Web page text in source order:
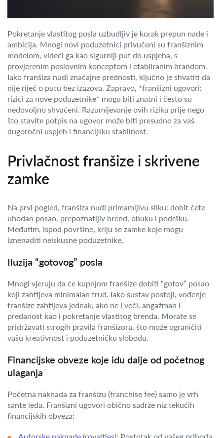
Pokretanje vlastitog posla uzbudljiv je korak prepun nade i
ambicija. Mnogi novi poduzetnici privučeni su franšiznim
modelom, videći ga kao sigurniji put do uspjeha, s
provjerenim poslovnim konceptom i etabliranim brandom.
Iako franšiza nudi značajne prednosti, ključno je shvatiti da
nije riječ o putu bez izazova. Zapravo, *franšizni ugovori:
rizici za nove poduzetnike* mogu biti znatni i često su
nedovoljno shvaćeni. Razumijevanje ovih rizika prije nego
što stavite potpis na ugovor može biti presudno za vaš
dugoročni uspjeh i financijsku stabilnost.
Privlačnost franšize i skrivene
zamke
Na prvi pogled, franšiza nudi primamljivu sliku: dobit ćete
uhodan posao, prepoznatljiv brend, obuku i podršku.
Međutim, ispod površine, kriju se zamke koje mogu
iznenaditi neiskusne poduzetnike.
Iluzija “gotovog” posla
Mnogi vjeruju da će kupnjom franšize dobiti “gotov” posao
koji zahtijeva minimalan trud. Iako sustav postoji, vođenje
franšize zahtijeva jednak, ako ne i veći, angažman i
predanost kao i pokretanje vlastitog brenda. Morate se
pridržavati strogih pravila franšizora, što može ograničiti
vašu kreativnost i poduzetničku slobodu.
Financijske obveze koje idu dalje od početnog
ulaganja
Početna naknada za franšizu (franchise fee) samo je vrh
sante leda. Franšizni ugovori obično sadrže niz tekućih
financijskih obveza: